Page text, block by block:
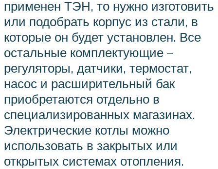
применен ТЭН, то нужно изготовить
или подобрать корпус из стали, в
которые он будет установлен. Все
остальные комплектующие –
регуляторы, датчики, термостат,
насос и расширительный бак
приобретаются отдельно в
специализированных магазинах.
Электрические котлы можно
использовать в закрытых или
открытых системах отопления.